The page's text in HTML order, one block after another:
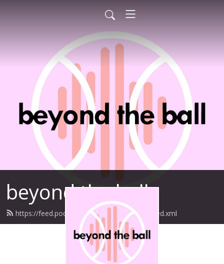
beyond the ball
https://feed.podbean.com/beyondtheball/feed.xml